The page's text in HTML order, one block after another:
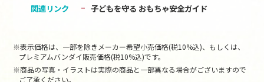
関連リンク
子どもを守る おもちゃ安全ガイド
※表示価格は、一部を除きメーカー希望小売価格(税10%込)、もしくは、
プレミアムバンダイ販売価格(税10%込)です。
※商品の写真・イラストは実際の商品と一部異なる場合がございますので
ご了承ください。